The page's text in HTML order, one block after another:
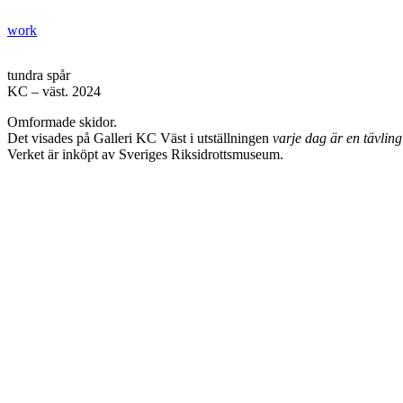
till
work
tundra spår
KC – väst. 2024
Omformade skidor.
Det visades på Galleri KC Väst i utställningen varje dag är en tävling
Verket är inköpt av Sveriges Riksidrottsmuseum.